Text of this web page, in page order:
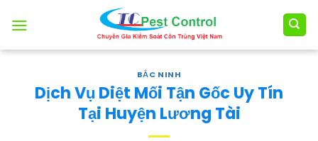
BẮC NINH
Dịch Vụ Diệt Mối Tận Gốc Uy Tín
Tại Huyện Lương Tài